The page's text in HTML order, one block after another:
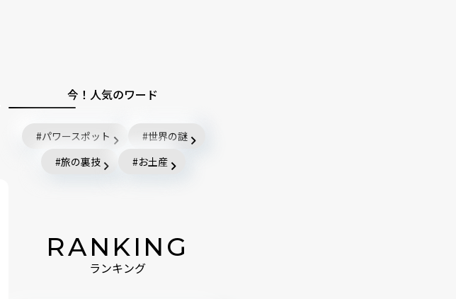
今！人気のワード
パワースポット
世界の謎
旅の裏技
お土産
RANKING
ランキング